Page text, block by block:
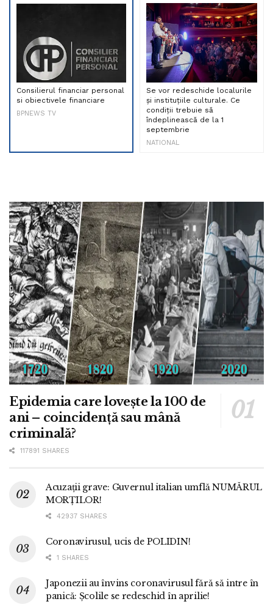
Consilierul financiar personal
si obiectivele financiare
BPNEWS TV
Se vor redeschide localurile
și instituțiile culturale. Ce
condiții trebuie să
îndeplinească de la 1
septembrie
NATIONAL
Epidemia care lovește la 100 de
ani – coincidență sau mână
criminală?
117891 SHARES
Acuzații grave: Guvernul italian umflă NUMĂRUL
MORȚILOR!
42937 SHARES
Coronavirusul, ucis de POLIDIN!
1 SHARES
Japonezii au învins coronavirusul fără să intre în
panică: Școlile se redeschid în aprilie!